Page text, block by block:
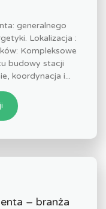
generalnego
Lokalizacja :
Kompleksowe
budowy stacji
koordynacja i...
– branża